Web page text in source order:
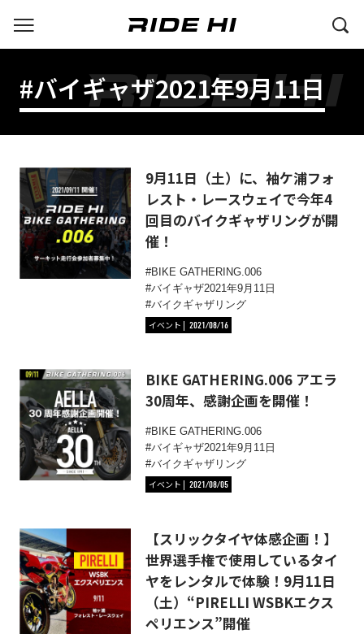
#バイギャザ2021年9月11日
9月11日（土）に、袖ケ浦フォ
レスト・レースウェイで今年4
回目のバイクギャザリングが開
催！
BIKE GATHERING.006
バイギャザ2021年9月11日
バイクギャザリング
イベント
2021/08/16
BIKE GATHERING.006 アエラ
30周年、感謝企画を開催！
BIKE GATHERING.006
バイギャザ2021年9月11日
バイクギャザリング
イベント
2021/08/05
【スリックタイヤ体感企画！】
世界選手権で使用しているタイ
ヤをレンタルで体験！9月11日
（土）“PIRELLI WSBKエクス
ペリエンス”開催